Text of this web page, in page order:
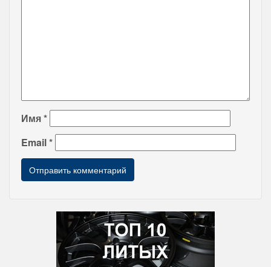
Имя*
Email*